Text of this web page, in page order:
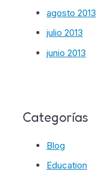
agosto 2013
julio 2013
junio 2013
Categorías
Blog
Education